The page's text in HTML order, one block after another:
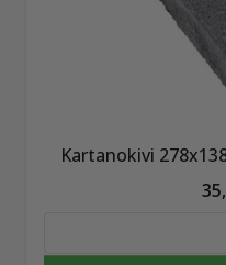
Kartanokivi